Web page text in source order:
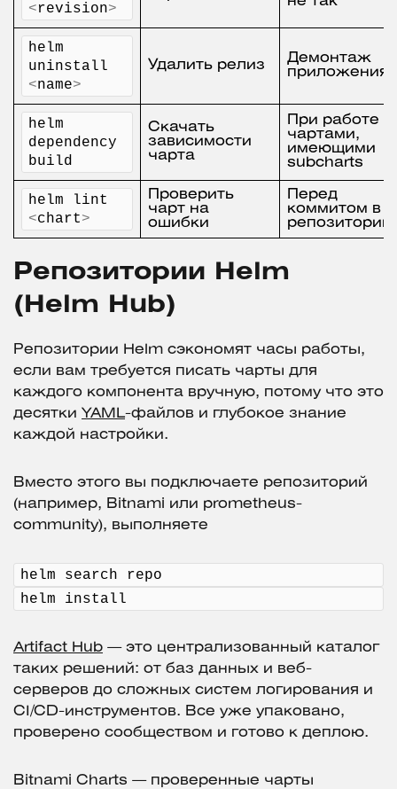
<revision>
helm
<name>
Удалить релиз
Демонтаж
приложения
helm
dependency
build
Скачать
зависимости
чарта
При работе с
чартами,
имеющими
subcharts
<chart>
Проверить
чарт на
ошибки
Перед
коммитом в
репозиторий
Репозитории Helm
(Helm Hub)
Репозитории Helm сэкономят часы работы,
если вам требуется писать чарты для
каждого компонента вручную, потому что это
десятки YAML-файлов и глубокое знание
каждой настройки.
Вместо этого вы подключаете репозиторий
(например, Bitnami или prometheus-
community), выполняете
helm search repo
helm install
Artifact Hub — это централизованный каталог
таких решений: от баз данных и веб-
серверов до сложных систем логирования и
CI/CD-инструментов. Все уже упаковано,
проверено сообществом и готово к деплою.
Bitnami Charts — проверенные чарты